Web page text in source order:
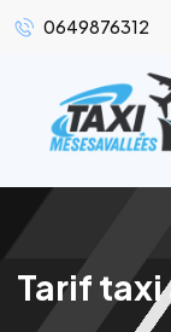
0649876312
Tarif